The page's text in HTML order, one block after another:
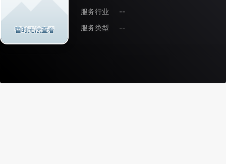
服务行业
--
服务类型
--